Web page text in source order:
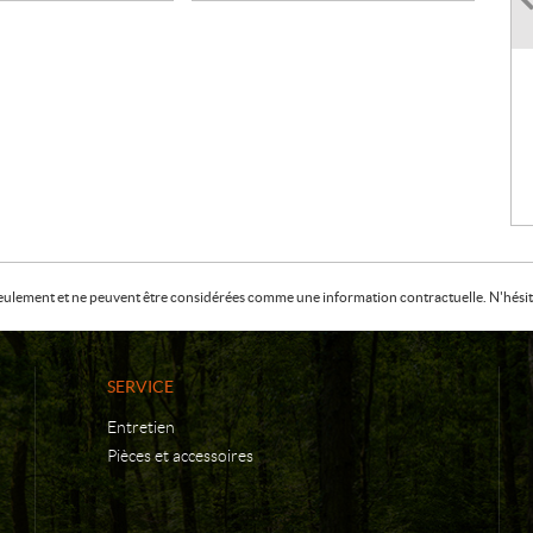
et ne peuvent être considérées comme une information contractuelle.
SERVICE
Entretien
Pièces et accessoires